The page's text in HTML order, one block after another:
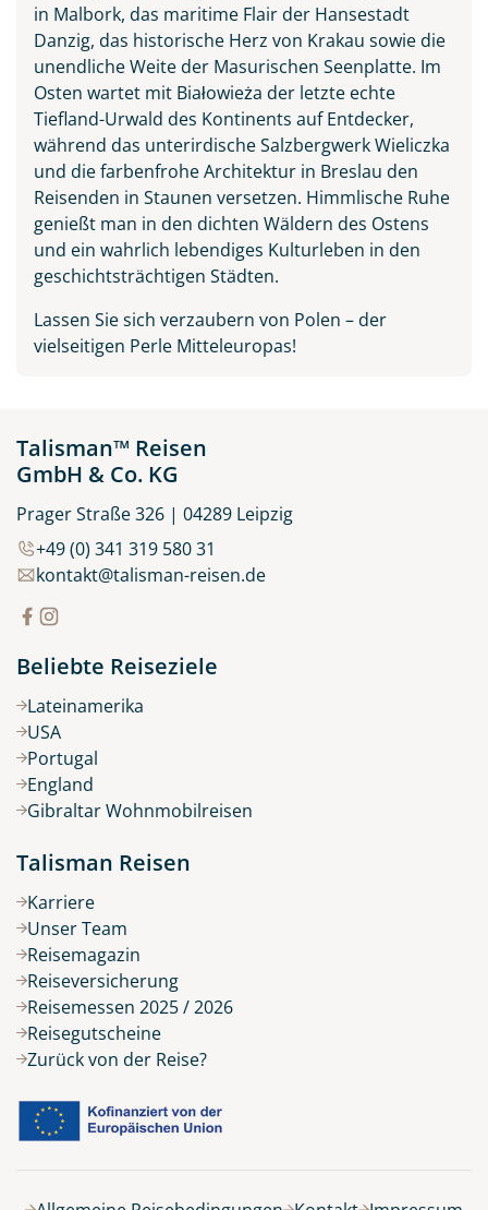
in Malbork, das maritime Flair der Hansestadt
Danzig, das historische Herz von Krakau sowie die
unendliche Weite der Masurischen Seenplatte. Im
Osten wartet mit Białowieża der letzte echte
Tiefland-Urwald des Kontinents auf Entdecker,
während das unterirdische Salzbergwerk Wieliczka
und die farbenfrohe Architektur in Breslau den
Reisenden in Staunen versetzen. Himmlische Ruhe
genießt man in den dichten Wäldern des Ostens
und ein wahrlich lebendiges Kulturleben in den
geschichtsträchtigen Städten.
Lassen Sie sich verzaubern von Polen – der
vielseitigen Perle Mitteleuropas!
Talisman™ Reisen
GmbH & Co. KG
Prager Straße 326 | 04289 Leipzig
+49 (0) 341 319 580 31
kontakt@talisman-reisen.de
Beliebte Reiseziele
Lateinamerika
USA
Portugal
England
Gibraltar Wohnmobilreisen
Talisman Reisen
Karriere
Unser Team
Reisemagazin
Reiseversicherung
Reisemessen 2025 / 2026
Reisegutscheine
Zurück von der Reise?